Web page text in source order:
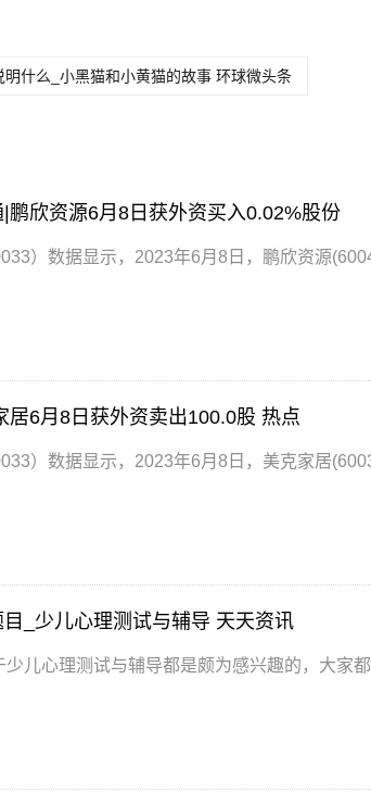
明什么_小黑猫和小黄猫的故事 环球微头条
鹏欣资源6月8日获外资买入0.02%股份
）数据显示，2023年6月8日，鹏欣资源
居6月8日获外资卖出100.0股 热点
）数据显示，2023年6月8日，美克家居
_少儿心理测试与辅导 天天资讯
少儿心理测试与辅导都是颇为感兴趣的，大家